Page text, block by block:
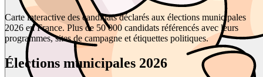
Carte interactive des candidats déclarés aux élections municipales
2026 en France. Plus de 50 000 candidats référencés avec leurs
programmes, sites de campagne et étiquettes politiques.
Élections municipales 2026